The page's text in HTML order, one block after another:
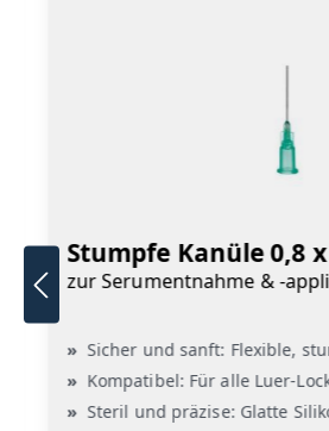
Stumpfe Kanüle 0,8
zur Serumentnahme & -
Sicher und sanft: Flexible,
Kompatibel: Für alle Luer-
Steril und präzise: Glatte